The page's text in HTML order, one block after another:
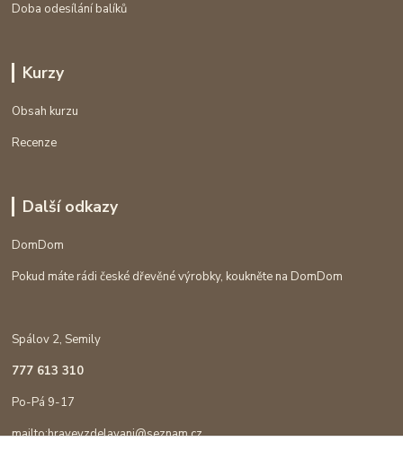
Doba odesílání balíků
Kurzy
Obsah kurzu
Recenze
Další odkazy
DomDom
Pokud máte rádi české dřevěné výrobky, koukněte na DomDom
Spálov 2, Semily
777 613 310
Po-Pá 9-17
mailto:hravevzdelavani@seznam.cz